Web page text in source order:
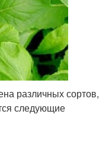
различных сортов,
следующие